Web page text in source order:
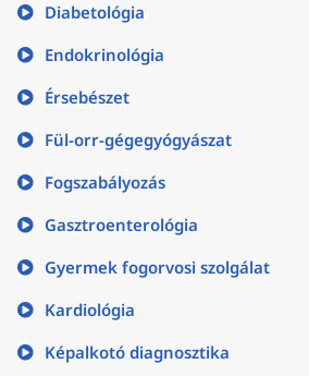
Diabetológia
Endokrinológia
Érsebészet
Fül-orr-gégegyógyászat
Fogszabályozás
Gasztroenterológia
Gyermek fogorvosi szolgálat
Kardiológia
Képalkotó diagnosztika